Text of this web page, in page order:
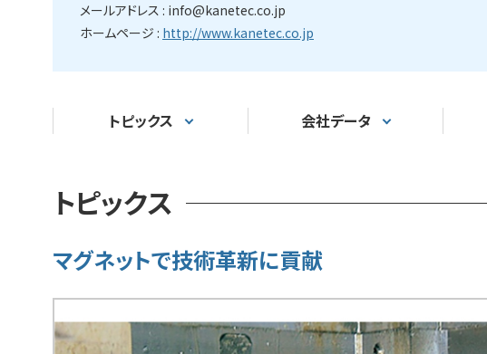
メールアドレス : info@kanetec.co.jp
ホームページ : http://www.kanetec.co.jp
トピックス 会社データ
トピックス
マグネットで技術革新に貢献